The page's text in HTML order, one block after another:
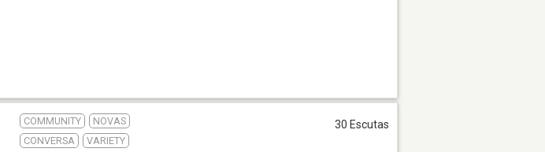
COMMUNITY
NOVAS
CONVERSA
VARIETY
30 Escutas